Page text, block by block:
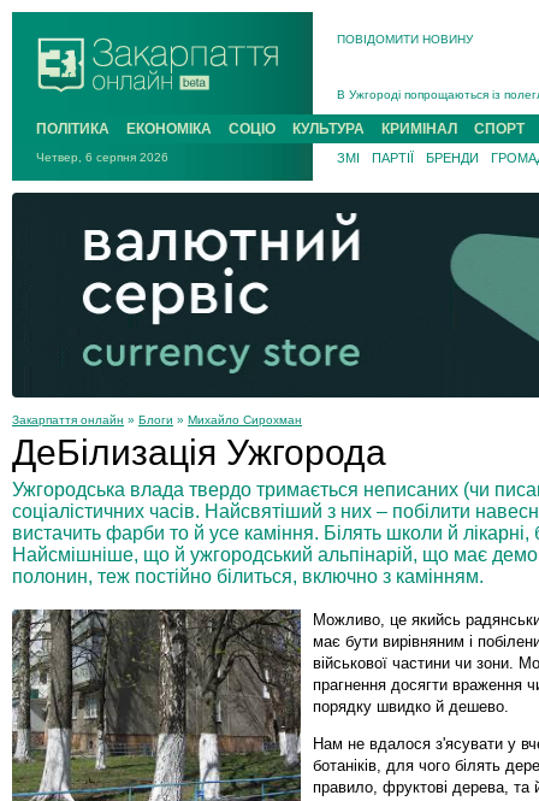
ПОВІДОМИТИ НОВИНУ
В Ужгороді попрощаються із
В Ужгороді 5 серпня
Підтвердили загибель
На війні з рф поліг військовий з
На Хустщині внаслідок ДТП за
Інструктора районного ТЦК на
ПОЛІТИКА ЕКОНОМІКА СОЦІО КУЛЬТУРА КРИМІНАЛ СПОРТ
Четвер, 6 серпня 2026 ЗМІ ПАРТІЇ БРЕНДИ
Закарпаття онлайн » Блоги » Михайло Сирохман
ДеБілизація Ужгорода
Ужгородська влада твердо тримається неписаних (чи
соціалістичних часів. Найсвятіший з них – побілити
вистачить фарби то й усе каміння. Білять школи й лікарні,
Найсмішніше, що й ужгородський альпінарій, що має
полонин, теж постійно білиться, включно з камінням.
Можливо, це якийсь
має бути вирівняним і
військової частини чи зони.
прагнення досягти враження
порядку швидко й дешево.
Нам не вдалося з'ясувати у
ботаніків, для чого білять
правило, фруктові дерева, та